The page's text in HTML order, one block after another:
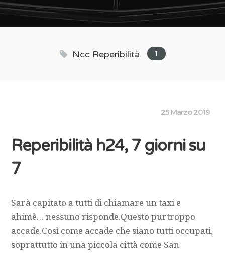
Ncc Reperibilità 1
25 Marzo 2019
Reperibilità h24, 7 giorni su
7
Sarà capitato a tutti di chiamare un taxi e
ahimè… nessuno risponde.Questo purtroppo
accade.Così come accade che siano tutti occupati,
soprattutto in una piccola città come San